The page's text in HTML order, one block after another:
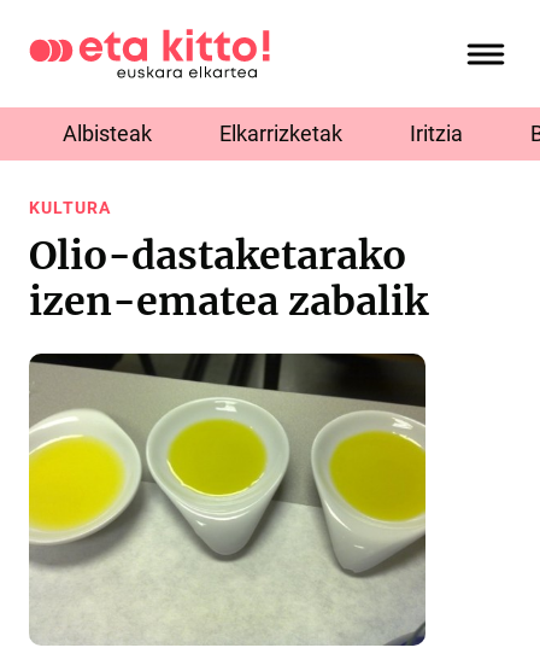
Albisteak Elkarrizketak Iritzia
KULTURA
Olio-dastaketarako
izen-ematea zabalik